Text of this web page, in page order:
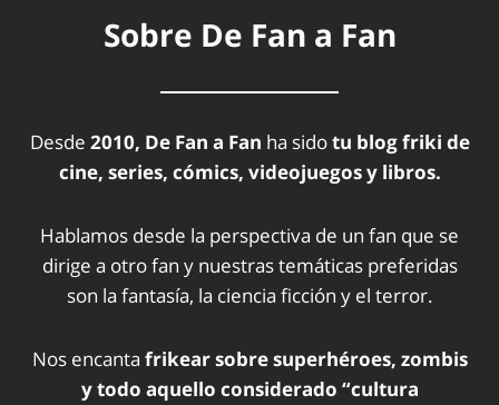
Sobre De Fan a Fan
Desde 2010, De Fan a Fan ha sidotu blog friki de
cine, series, cómics, videojuegos y libros.
Hablamos desde la perspectiva de un fan que se
dirige a otro fan y nuestras temáticas preferidas
son la fantasía, la ciencia ficción y el terror.
Nos encanta frikear sobre superhéroes, zombis
y todo aquello considerado “cultura